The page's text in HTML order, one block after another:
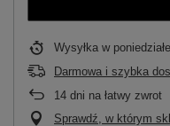
Wysyłka w
Darmowa i szybka
14 dni na łatwy zwrot
Sprawdź, w którym